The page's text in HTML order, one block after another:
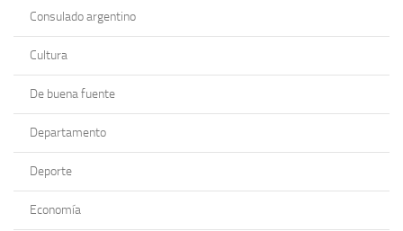
Consulado argentino
Cultura
De buena fuente
Departamento
Deporte
Economía